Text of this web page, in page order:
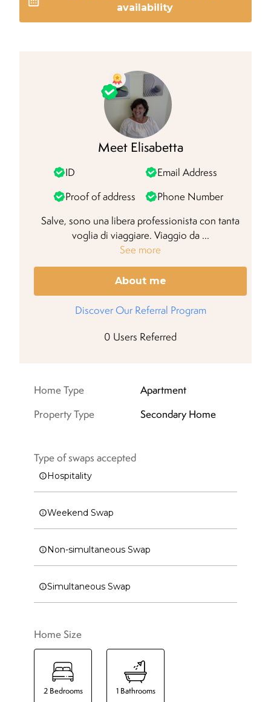
availability
Meet Elisabetta
ID
Email Address
Proof of address
Phone Number
Salve, sono una libera professionista con tanta
voglia di viaggiare. Viaggio da ...
See more
About me
Discover Our Referral Program
0 Users Referred
Home Type
Apartment
Property Type
Secondary Home
Type of swaps accepted
Hospitality
Weekend Swap
Non-simultaneous Swap
Simultaneous Swap
Home Size
2 Bedrooms 1 Bathrooms